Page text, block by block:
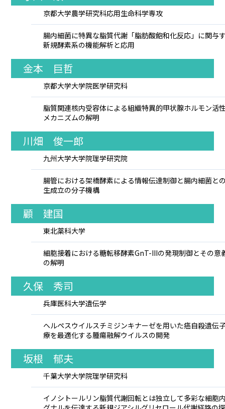
京都大学農学研究科応用生命科学専攻
腸内細菌に特異な脂質代謝「脂肪酸飽和化反応」に関与
新規酵素系の機能解析と応用
金本 巨哲
京都大学大学院医学研究科
脂質関連核内受容体による組織特異的甲状腺ホルモン活
メカニズムの解明
川畑 俊一郎
九州大学大学院理学研究院
腸管における架橋酵素による情報伝達制御と腸内細菌と
生成立の分子機構
顧 建国
東北薬科大学
細胞接着における糖転移酵素GnT-IIIの発現制御とその意
の解明
久保 秀司
兵庫医科大学遺伝学
ヘルペスウイルスチミジンキナーゼを用いた癌自殺遺伝
療を最適化する腫瘍融解ウイルスの開発
坂根 郁夫
千葉大学大学院理学研究科
イノシトールリン脂質代謝回転とは独立して多彩な細胞